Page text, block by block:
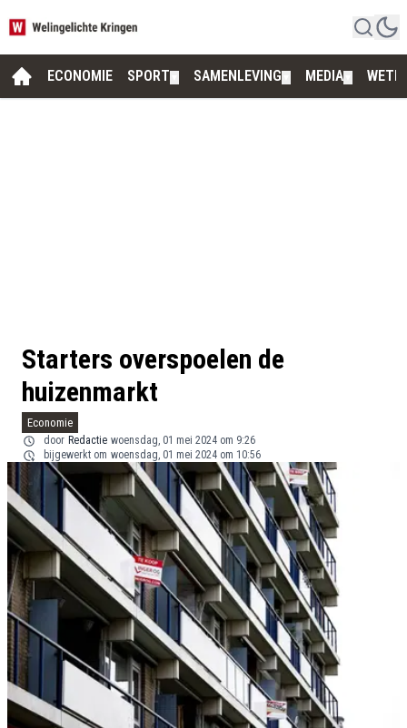
ECONOMIE SPORT SAMENLEVING MEDIA
Starters overspoelen de
huizenmarkt
Economie
door Redactie woensdag, 01 mei 2024 om 9:26
bijgewerkt om woensdag, 01 mei 2024 om 10:56